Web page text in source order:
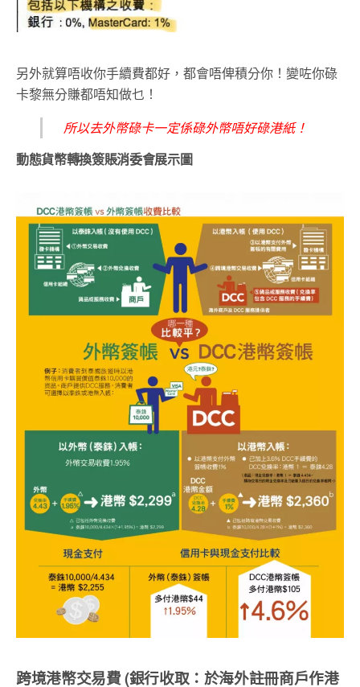
另外就算唔收你手續費都好，都會唔俾積分你！變咗你碌
卡黎無分賺都唔知做乜！
所以去外幣碌卡一定係碌外幣唔好碌港紙！
動態貨幣轉換簽賬消委會展示圖
跨境港幣交易費 (銀行收取：於海外註冊商戶作港